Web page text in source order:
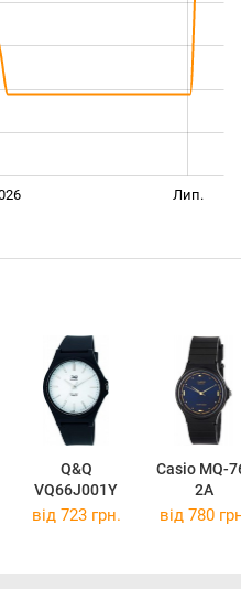
Лип.
Q&Q
VQ66J001Y
Casio MQ-
2A
від 723 грн. від 780